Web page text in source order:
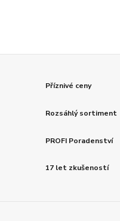
Příznivé ceny
Rozsáhlý sortiment
PROFI Poradenství
17 let zkušeností